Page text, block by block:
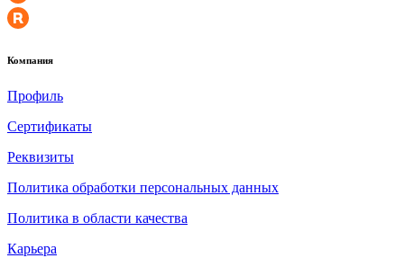
Компания
Профиль
Сертификаты
Реквизиты
Политика обработки персональных данных
Политика в области качества
Карьера